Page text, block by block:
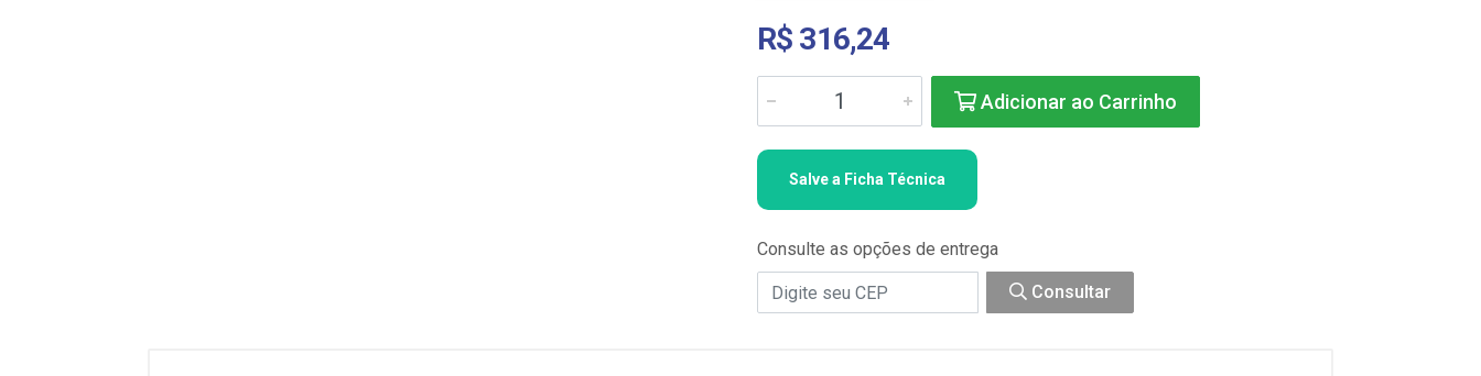
R$ 316,24
Adicionar ao Carrinho
Salve a Ficha Técnica
Consulte as opções de entrega
Consultar